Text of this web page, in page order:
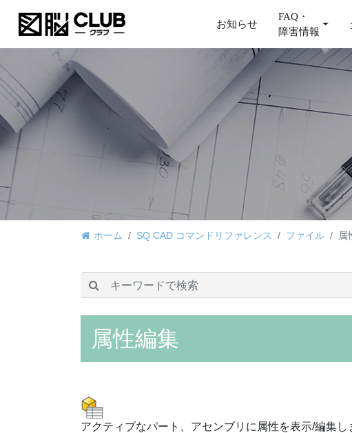
お知らせ
FAQ・
障害情報
ホーム SQ CAD コマンドリファレンス ファイル 属
検索
属性編集
アクティブなパート、アセンブリに属性を表示/編集し